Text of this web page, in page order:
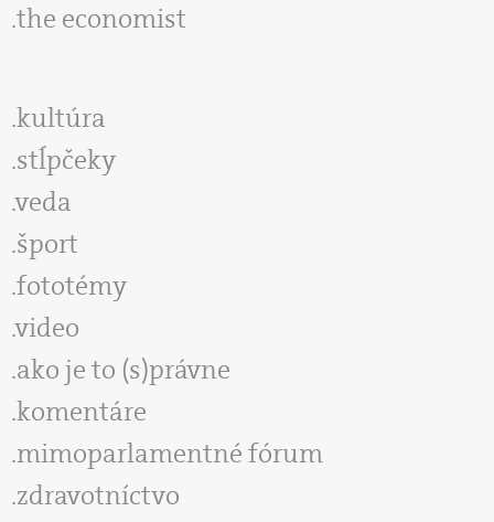
the economist
kultúra
stĺpčeky
veda
šport
fototémy
video
ako je to (s)právne
komentáre
mimoparlamentné fórum
zdravotníctvo